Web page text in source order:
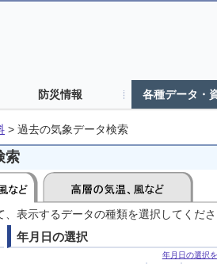
防災情報 各種データ・
> 過去の気象データ検索
索
、表示するデータの種類を選択してくだ
年月日の選択
年月日の選択